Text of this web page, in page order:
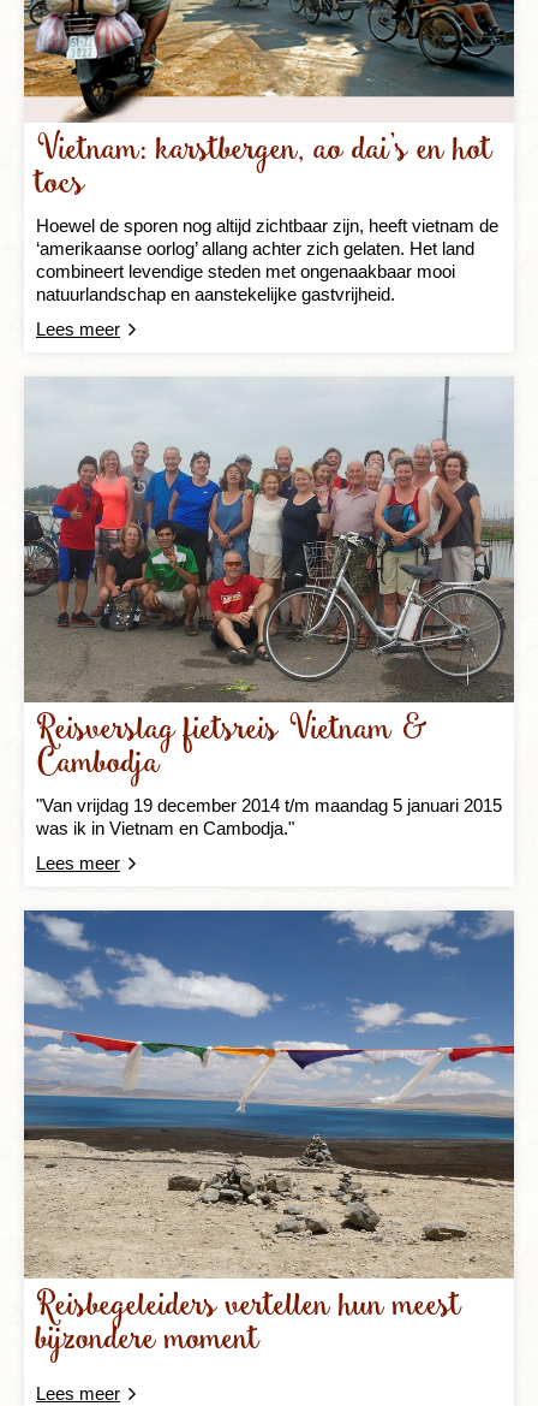
Vietnam: karstbergen, ao dai’s en hot
tocs
Hoewel de sporen nog altijd zichtbaar zijn, heeft vietnam de
‘amerikaanse oorlog’ allang achter zich gelaten. Het land
combineert levendige steden met ongenaakbaar mooi
natuurlandschap en aanstekelijke gastvrijheid.
Lees meer
Reisverslag fietsreis Vietnam &
Cambodja
"Van vrijdag 19 december 2014 t/m maandag 5 januari 2015
was ik in Vietnam en Cambodja."
Lees meer
Reisbegeleiders vertellen hun meest
bijzondere moment
Lees meer